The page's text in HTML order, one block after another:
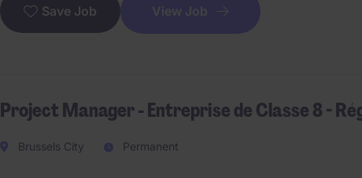
Save Job View Job
Project Manager - Entreprise de Classe 8 -
Brussels City Permanent